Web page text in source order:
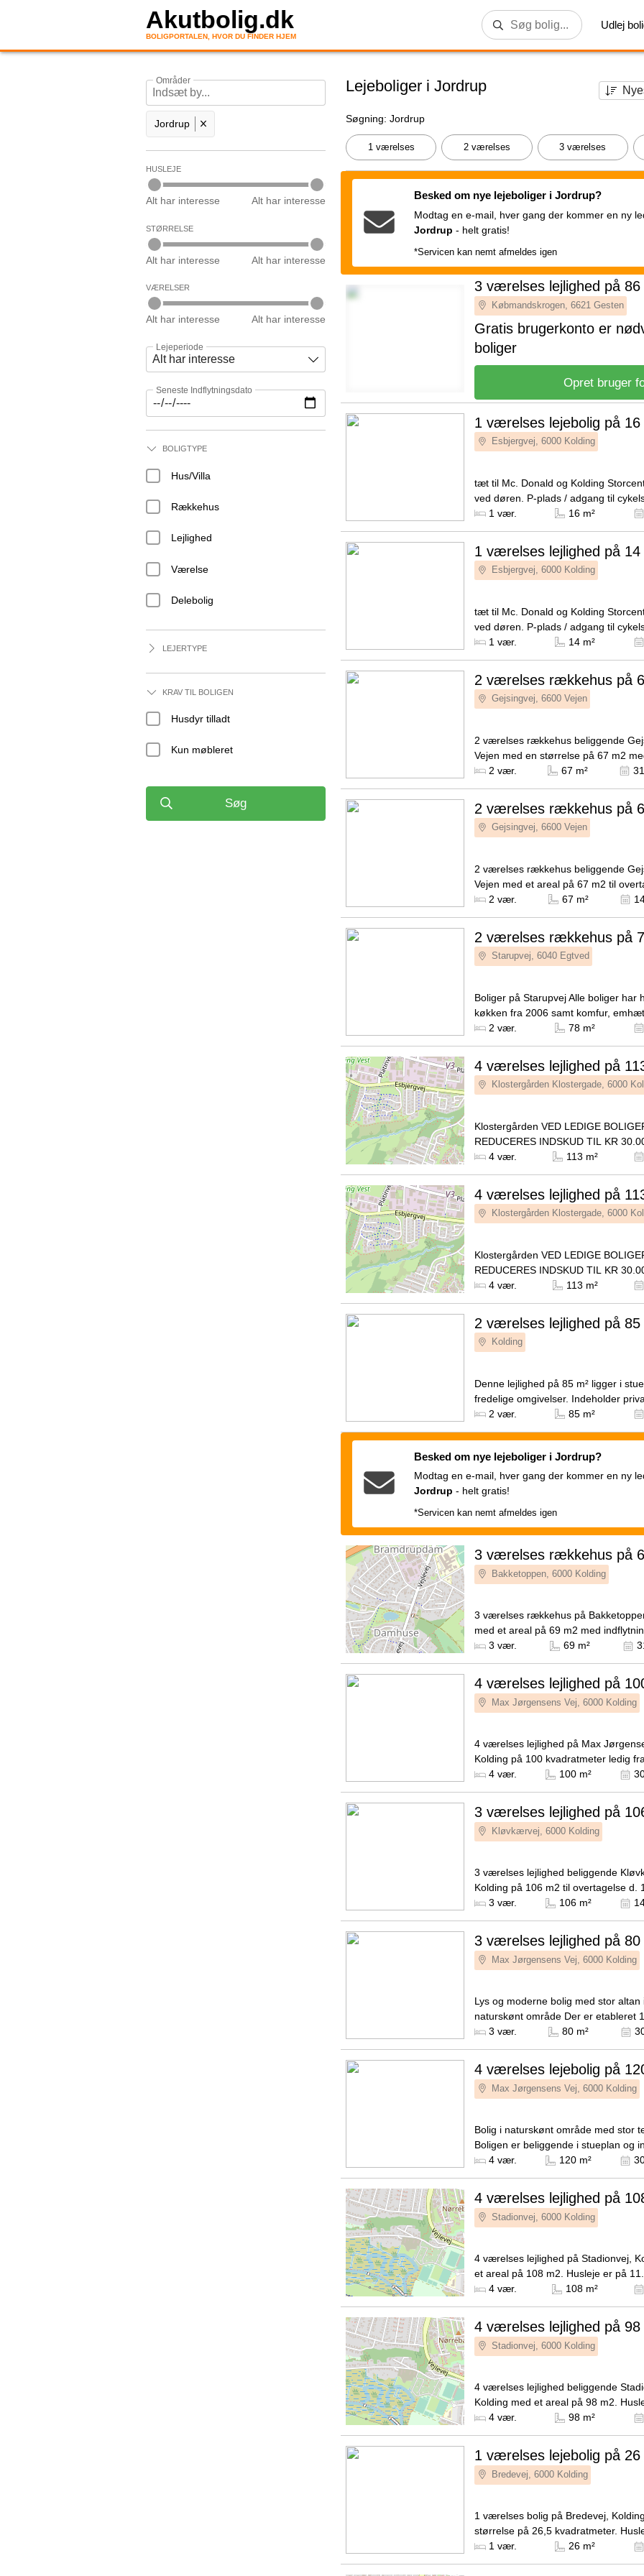
Akutbolig.dk
BOLIGPORTALEN, HVOR DU FINDER HJEM
Udlej
Områder
Jordrup
HUSLEJE
Alt har interesse Alt har interesse
STØRRELSE
Alt har interesse Alt har interesse
VÆRELSER
Alt har interesse Alt har interesse
Lejeperiode
Seneste Indflytningsdato
BOLIGTYPE
Hus/Villa
Rækkehus
Lejlighed
Værelse
Delebolig
LEJERTYPE
KRAV TIL BOLIGEN
Husdyr tilladt
Kun møbleret
Søg
Lejeboliger i Jordrup
Søgning: Jordrup
1 værelses 2 værelses 3 værelses
Besked om nye lejeboliger i Jordrup?
Modtag en e-mail, hver gang der kommer en ny
Jordrup - helt gratis!
*Servicen kan nemt afmeldes igen
3 værelses lejlighed på 86
Købmandskrogen, 6621 Gesten
Gratis brugerkonto er
boliger
Opret bruger
1 værelses lejebolig på 16
Esbjergvej, 6000 Kolding
tæt til Mc. Donald og Kolding Storcenter. Bus
ved døren. P-plads / adgang til
værelse i stueplan. Fælles køkken og
Kilde: Leje-portalen.dk
1 vær. 16 m²
1 værelses lejlighed på 14
Esbjergvej, 6000 Kolding
tæt til Mc. Donald og Kolding Storcenter. Bus
ved døren. P-plads / adgang til
værelse i stueplan. Fælles køkken og
Kilde: Leje-portalen.dk
1 vær. 14 m²
2 værelses rækkehus på
Gejsingvej, 6600 Vejen
2 værelses rækkehus beliggende
Vejen med en størrelse på 67 m2
indflytning d. 1. september 2026.
Kilde: Bovia
2 vær. 67 m²
2 værelses rækkehus på
Gejsingvej, 6600 Vejen
2 værelses rækkehus beliggende
Vejen med et areal på 67 m2 til
15. september 2026. Husleje er på
Kilde: Bovia
2 vær. 67 m²
2 værelses rækkehus på
Starupvej, 6040 Egtved
Boliger på Starupvej Alle boliger har
køkken fra 2006 samt komfur,
fryseskab. I alle køkkener er der
Kilde: Domea
2 vær. 78 m²
4 værelses lejlighed på
Klostergården Klostergade, 6000
Klostergården VED LEDIGE BOLIGER
REDUCERES INDSKUD TIL KR
KONTRAKTSKRIVNING Boligerne-Centralt i
Kilde: Domea
4 vær. 113 m²
4 værelses lejlighed på
Klostergården Klostergade, 6000
Klostergården VED LEDIGE BOLIGER
REDUCERES INDSKUD TIL KR
KONTRAKTSKRIVNING Boligerne-Centralt i
Kilde: Domea
4 vær. 113 m²
2 værelses lejlighed på 85
Kolding
Denne lejlighed på 85 m² ligger i
fredelige omgivelser. Indeholder
køkken med opvaskemaskine, stor
2 vær. 85 m²
Besked om nye lejeboliger i Jordrup?
Modtag en e-mail, hver gang der kommer en ny
Jordrup - helt gratis!
*Servicen kan nemt afmeldes igen
3 værelses rækkehus på
Bakketoppen, 6000 Kolding
3 værelses rækkehus på
med et areal på 69 m2 med
november 2026. Den månedlige
7.450 DKK og forbrug...
Kilde: SIERSBO ApS
3 vær. 69 m²
4 værelses lejlighed på
Max Jørgensens Vej, 6000 Kolding
4 værelses lejlighed på Max
Kolding på 100 kvadratmeter ledig
oktober 2026. Husleje udgør 11.295
er husdyr tilladt...
Kilde: Pierre Ejendomme
4 vær. 100 m²
3 værelses lejlighed på
Kløvkærvej, 6000 Kolding
3 værelses lejlighed beliggende
Kolding på 106 m2 til overtagelse d.
september 2026. Husleje er på
forbrug er på 600 DKK...
Kilde: Bovia
3 vær. 106 m²
3 værelses lejlighed på 80
Max Jørgensens Vej, 6000 Kolding
Lys og moderne bolig med stor altan
naturskønt område Der er etableret 11 kw
ladestandere på matriklen.
Kilde: Pierre Ejendomme
3 vær. 80 m²
4 værelses lejebolig på
Max Jørgensens Vej, 6000 Kolding
Bolig i naturskønt område med stor
Boligen er beliggende i stueplan og
entré, bryggers, stue/køkken-alrum,
2 badeværelser...
Kilde: Pierre Ejendomme
4 vær. 120 m²
4 værelses lejlighed på
Stadionvej, 6000 Kolding
4 værelses lejlighed på Stadionvej,
et areal på 108 m2. Husleje er på
Kilde: LokalBolig
4 vær. 108 m²
4 værelses lejlighed på 98
Stadionvej, 6000 Kolding
4 værelses lejlighed beliggende
Kolding med et areal på 98 m2.
10.995 kroner.
Kilde: LokalBolig
4 vær. 98 m²
1 værelses lejebolig på 26
Bredevej, 6000 Kolding
1 værelses bolig på Bredevej,
størrelse på 26,5 kvadratmeter.
3.692 DKK og forbrug er på 390 DKK.
Kilde: Student Kolding
1 vær. 26 m²